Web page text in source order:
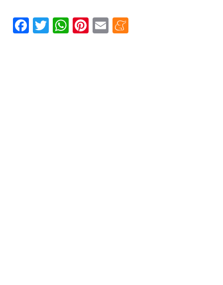
Facebook
TwitterWhatsApp
Pinterest
Email